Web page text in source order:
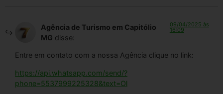
Agência de Turismo em Capitólio
MG disse:
09/04/2025 às
16:09
Entre em contato com a nossa Agência clique no link:
https://api.whatsapp.com/send/?
phone=5537999225328&text=Ol